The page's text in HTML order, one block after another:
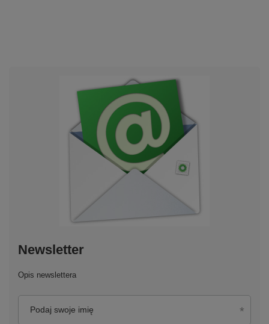
Newsletter
Opis newslettera
Podaj swoje imię